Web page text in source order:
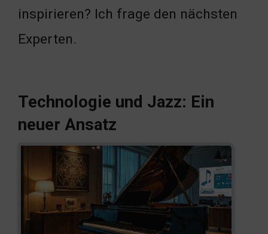
inspirieren? Ich frage den nächsten
Experten.
Technologie und Jazz: Ein
neuer Ansatz